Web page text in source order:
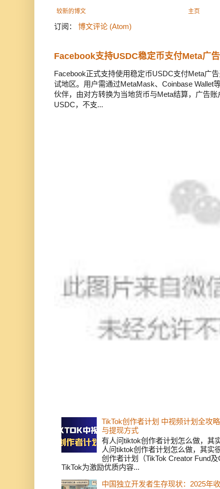
较新的博文 主页
订阅： 博文评论 (Atom)
Facebook支持USDC稳定币支付Meta广
Facebook正式支持使用稳定币USDC支付Meta广
试地区。用户需通过MetaMask、Coinbase Wallet
伙伴，由对方转换为当地货币与Meta结算，广告
USDC，不支...
TikTok创作者计划 中视频计划全攻
与提现方式
有人问tiktok创作者计划怎么做，其
人问tiktok创作者计划怎么做，其实
创作者计划（TikTok Creator Fund
TikTok为激励优质内容...
中国独立开发者生存现状：2025年